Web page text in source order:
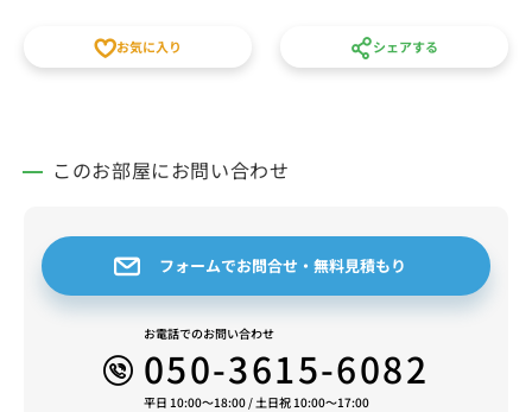
お気に入り シェアする
このお部屋にお問い合わせ
フォームでお問合せ・無料見積もり
お電話でのお問い合わせ
050-3615-6082
平日 10:00～18:00 / 土日祝 10:00～17:00